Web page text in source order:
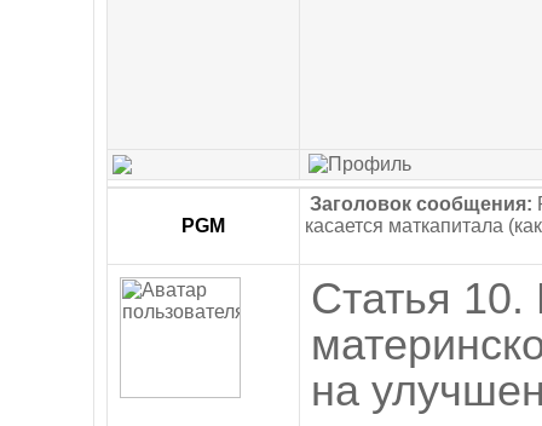
PGM
Заголовок сообщения:
касается маткапитала
Статья 10.
на